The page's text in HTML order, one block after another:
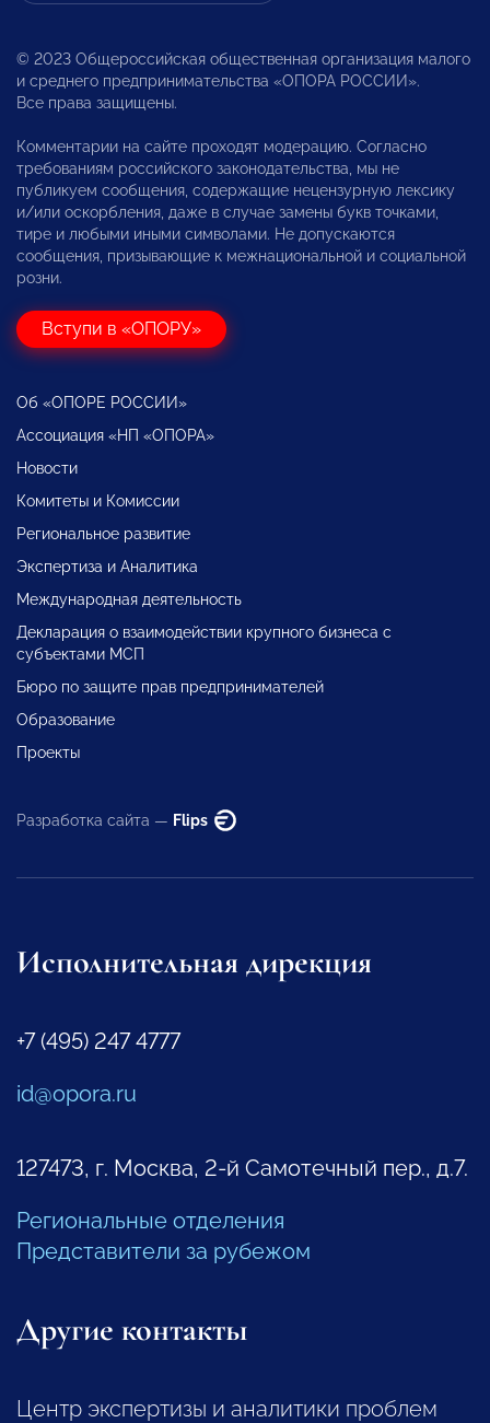
© 2023 Общероссийская общественная организация малого
и среднего предпринимательства «ОПОРА РОССИИ».
Все права защищены.
Комментарии на сайте проходят модерацию. Согласно
требованиям российского законодательства, мы не
публикуем сообщения, содержащие нецензурную лексику
и/или оскорбления, даже в случае замены букв точками,
тире и любыми иными символами. Не допускаются
сообщения, призывающие к межнациональной и социальной
розни.
Вступи в «ОПОРУ»
Об «ОПОРЕ РОССИИ»
Ассоциация «НП «ОПОРА»
Новости
Комитеты и Комиссии
Региональное развитие
Экспертиза и Аналитика
Международная деятельность
Декларация о взаимодействии крупного бизнеса с
субъектами МСП
Бюро по защите прав предпринимателей
Образование
Проекты
Разработка сайта — Flips
Исполнительная дирекция
+7 (495) 247 4777
id@opora.ru
127473, г. Москва, 2-й Самотечный пер., д.7.
Региональные отделения
Представители за рубежом
Другие контакты
Центр экспертизы и аналитики проблем